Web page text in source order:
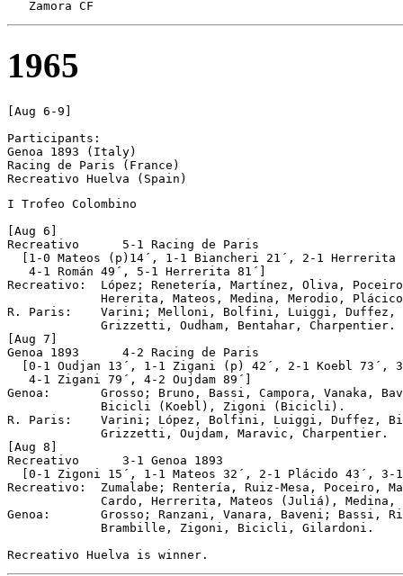
1965
[Aug 6-9]
Participants:
Genoa 1893 (Italy)
Racing de Paris (France)
Recreativo Huelva (Spain)
I Trofeo Colombino
[Aug 6]
Recreativo	5-1 Racing de Paris
[1-0 Mateos (p)14´, 1-1 Biancheri 21´, 2-1 Herrerita
   4-1 Román 49´, 5-1 Herrerita 81´]
Recreativo:  López; Renetería, Martínez, Oliva,
Hererita, Mateos, Medina, Merodio,
R. Paris:    Varini; Melloni, Bolfini, Luiggi, Duffez,
             Grizzetti, Oudham, Bentahar, Charpentier.
[Aug 7]
Genoa 1893	4-2 Racing de Paris
[0-1 Oudjan 13´, 1-1 Zigani (p) 42´, 2-1 Koebl 73´,
   4-1 Zigani 79´, 4-2 Oujdam 89´]
Genoa:       Grosso; Bruno, Bassi, Campora, Vanaka,
             Bicicli (Koebl), Zigoni (Bicicli).
R. Paris:    Varini; López, Bolfini, Luiggi, Duffez,
             Grizzetti, Oujdam, Maravic, Charpentier.
[Aug 8]
Recreativo	3-1 Genoa 1893
[0-1 Zigoni 15´, 1-1 Mateos 32´, 2-1 Plácido 43´,
Recreativo:  Zumalabe; Rentería, Ruiz-Mesa, Poceiro,
Cardo, Herrerita, Mateos (Juliá), Medina,
Genoa:       Grosso; Ranzani, Vanara, Baveni; Bassi,
             Brambille, Zigoni, Bicicli, Gilardoni.